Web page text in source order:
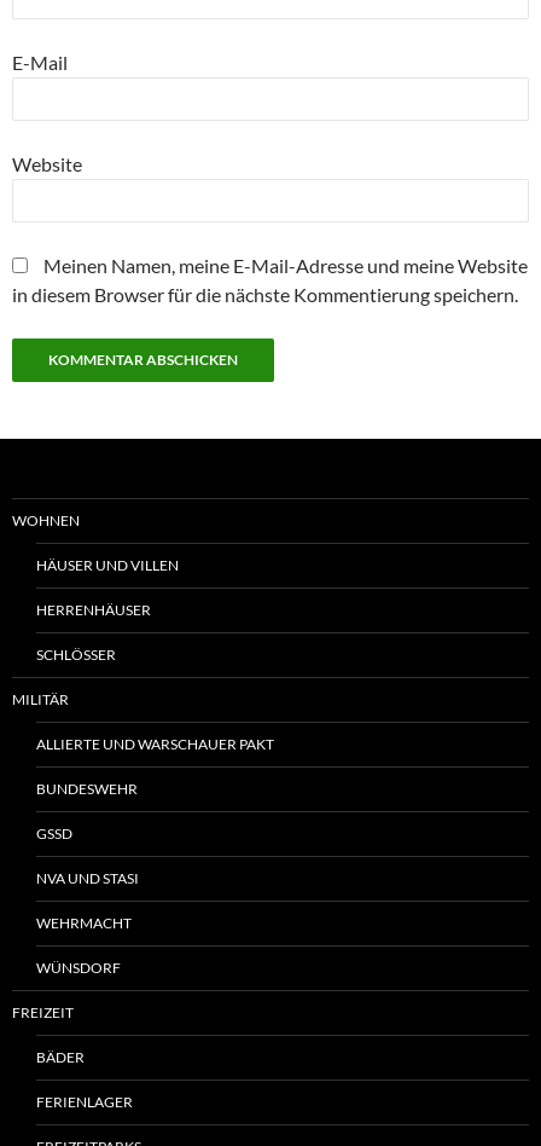
E-Mail
Website
Meinen Namen, meine E-Mail-Adresse und meine Website
in diesem Browser für die nächste Kommentierung speichern.
WOHNEN
HÄUSER UND VILLEN
HERRENHÄUSER
SCHLÖSSER
MILITÄR
ALLIERTE UND WARSCHAUER PAKT
BUNDESWEHR
GSSD
NVA UND STASI
WEHRMACHT
WÜNSDORF
FREIZEIT
BÄDER
FERIENLAGER